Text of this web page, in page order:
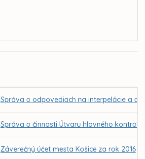
Správa o odpovediach na interpelácie a
Správa o činnosti Útvaru hlavného
Záverečný účet mesta Košice za rok 2016